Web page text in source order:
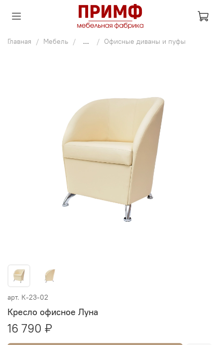
Главная Мебель ... Офисные диваны и пуфы
арт. К-23-02
Кресло офисное Луна
16 790 ₽